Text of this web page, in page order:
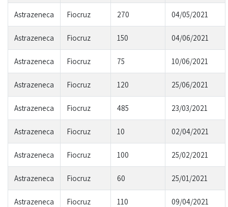
Astrazeneca Fiocruz 270 04/05/2021
Astrazeneca Fiocruz 150 04/06/2021
Astrazeneca Fiocruz 75 10/06/2021
Astrazeneca Fiocruz 120 25/06/2021
Astrazeneca Fiocruz 485 23/03/2021
Astrazeneca Fiocruz 10 02/04/2021
Astrazeneca Fiocruz 100 25/02/2021
Astrazeneca Fiocruz 60 25/01/2021
Astrazeneca Fiocruz 110 09/04/2021